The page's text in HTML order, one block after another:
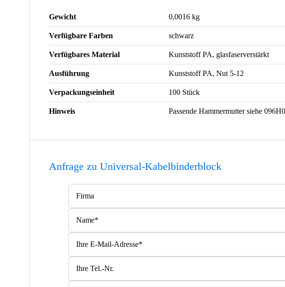
Gewicht 0,0016 kg
Verfügbare Farben schwarz
Verfügbares Material Kunststoff PA, glasfaserverstärkt
Ausführung Kunststoff PA, Nut 5-12
Verpackungseinheit 100 Stück
Hinweis Passende Hammermutter siehe
Anfrage zu Universal-Kabelbinderblock